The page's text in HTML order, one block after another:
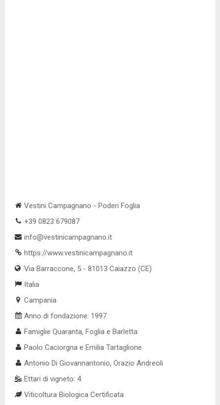
Vestini Campagnano - Poderi Foglia
+39 0823 679087
info@vestinicampagnano.it
https://www.vestinicampagnano.it
Via Barraccone, 5 - 81013 Caiazzo (CE)
Italia
Campania
Anno di fondazione: 1997
Famiglie Quaranta, Foglia e Barletta
Paolo Caciorgna e Emilia Tartaglione
Antonio Di Giovannantonio, Orazio Andreoli
Ettari di vigneto: 4
Viticoltura Biologica Certificata